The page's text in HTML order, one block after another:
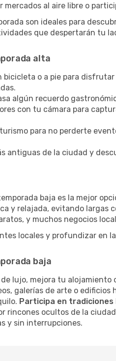
al aire libre o
son ideales para
que despertarán tu
alta
bicicleta o a pie para
algún recuerdo
con tu cámara para
para no perderte
antiguas de la ciudad y
baja es la mejor
relajada, evitando largas
y muchos negocios
locales y profundizar en
baja
lujo, mejora tu alojamiento
galerías de arte o edificios
Participa en tradiciones
rincones ocultos de la
y sin interrupciones.